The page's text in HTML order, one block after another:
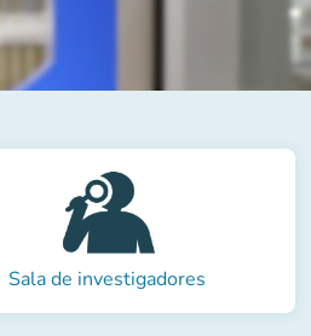
Sala de investigadores